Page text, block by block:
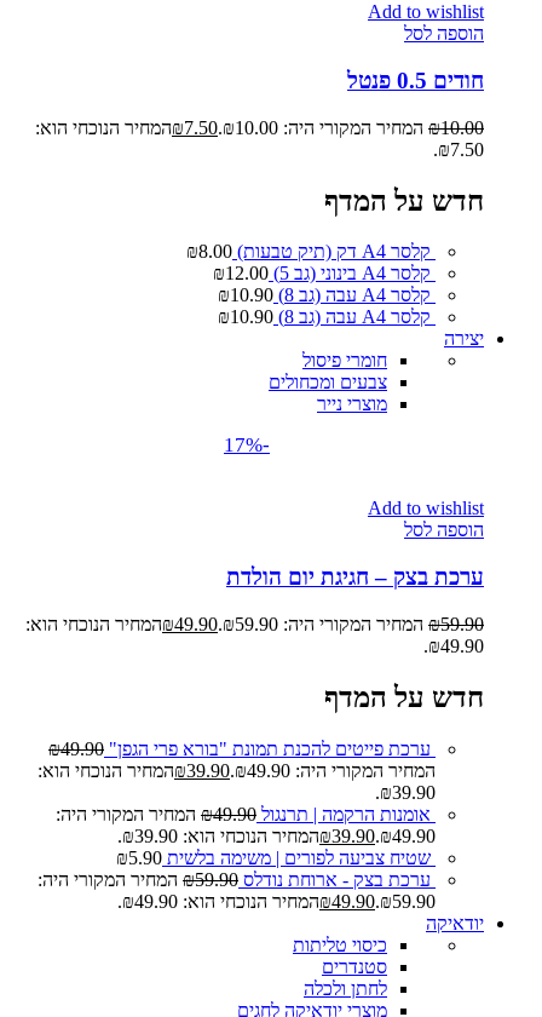
Add to wishlist
הוספה לסל
חודים 0.5 פנטל
₪10.00 המחיר המקורי היה: ₪10.00. ₪7.50
המחיר הנוכחי הוא:
₪7.50.
חדש על המדף
קלסר A4 דק (תיק טבעות) ₪8.00
קלסר A4 בינוני (גב 5)
₪12.00
קלסר A4 עבה (גב 8)
₪10.90
קלסר A4 עבה (גב 8)
₪10.90
יצירה
חומרי פיסול
צבעים ומכחולים
מוצרי נייר
-17%
Add to wishlist
הוספה לסל
ערכת בצק – חגיגת יום הולדת
₪59.90 המחיר המקורי היה: ₪59.90. ₪49.90
המחיר הנוכחי הוא:
₪49.90.
חדש על המדף
ערכת פייטים להכנת תמונת "בורא פרי הגפן" ₪49.90
המחיר המקורי היה: ₪49.90.
₪39.90
המחיר הנוכחי הוא:
₪39.90.
אומנות הרקמה | תרנגול
₪49.90
המחיר המקורי היה:
₪49.90.
₪39.90
המחיר הנוכחי הוא: ₪39.90.
שטיח צביעה לפורים | משימה בלשית
₪5.90
ערכת בצק - ארוחת נודלס
₪59.90
המחיר המקורי היה:
₪59.90.
₪49.90
המחיר הנוכחי הוא: ₪49.90.
יודאיקה
כיסוי טליתות
סטנדרים
לחתן ולכלה
מוצרי יודאיקה לחגים